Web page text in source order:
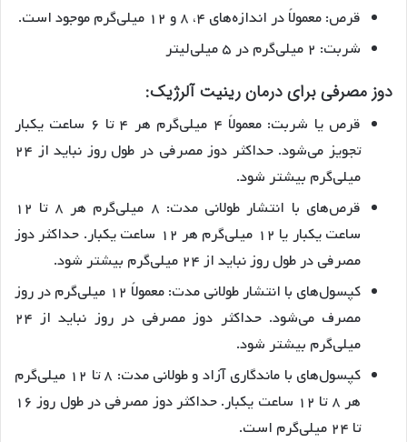
قرص: معمولاً در اندازه‌های ۴، ۸ و ۱۲ میلی‌گرم موجود است.
شربت: ۲ میلی‌گرم در ۵ میلی‌لیتر
دوز مصرفی برای درمان رینیت آلرژیک:
قرص یا شربت: معمولاً ۴ میلی‌گرم هر ۴ تا ۶ ساعت یکبار
تجویز می‌شود. حداکثر دوز مصرفی در طول روز نباید از ۲۴
میلی‌گرم بیشتر شود.
قرص‌های با انتشار طولانی مدت: ۸ میلی‌گرم هر ۸ تا ۱۲
ساعت یکبار یا ۱۲ میلی‌گرم هر ۱۲ ساعت یکبار. حداکثر دوز
مصرفی در طول روز نباید از ۲۴ میلی‌گرم بیشتر شود.
کپسول‌های با انتشار طولانی مدت: معمولاً ۱۲ میلی‌گرم در روز
مصرف می‌شود. حداکثر دوز مصرفی در روز نباید از ۲۴
میلی‌گرم بیشتر شود.
کپسول‌های با ماندگاری آزاد و طولانی مدت: ۸ تا ۱۲ میلی‌گرم
هر ۸ تا ۱۲ ساعت یکبار. حداکثر دوز مصرفی در طول روز ۱۶
تا ۲۴ میلی‌گرم است.